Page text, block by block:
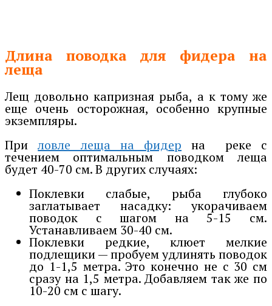
Длина поводка для фидера на
леща
Лещ довольно капризная рыба, а к тому же
еще очень осторожная, особенно крупные
экземпляры.
Приловле леща на фидер на реке с
течением оптимальным поводком леща
будет 40-70 см. В других случаях:
Поклевки слабые, рыба глубоко
заглатывает насадку: укорачиваем
поводок с шагом на 5-15 см.
Устанавливаем 30-40 см.
Поклевки редкие, клюет мелкие
подлещики — пробуем удлинять поводок
до 1-1,5 метра. Это конечно не с 30 см
сразу на 1,5 метра. Добавляем так же по
10-20 см с шагу.